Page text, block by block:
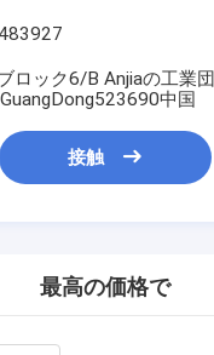
ロック6/B Anjiaの工業団
中国
接触
最高の価格で